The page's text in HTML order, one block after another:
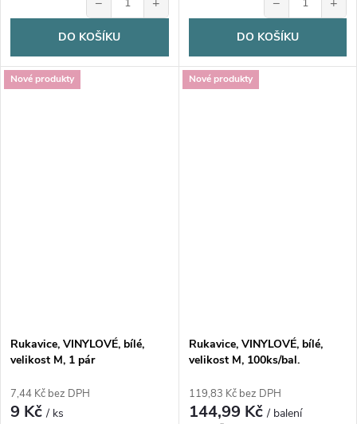
DO KOŠÍKU DO KOŠÍKU
Nové produkty
Rukavice, VINYLOVÉ, bílé,
velikost M, 1 pár
7,44 Kč bez DPH
9 Kč/ ks
Nové produkty
Rukavice, VINYLOVÉ, bílé,
velikost M, 100ks/bal.
119,83 Kč bez DPH
144,99 Kč/ balení